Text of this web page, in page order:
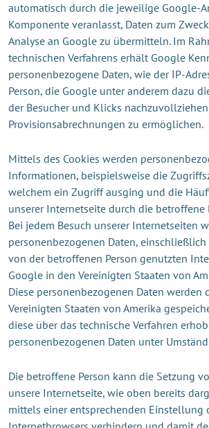
automatisch durch die jeweilige Google-
Komponente veranlasst, Daten zum
Analyse an Google zu übermitteln. Im
technischen Verfahrens erhält Google
personenbezogene Daten, wie der IP-
Person, die Google unter anderem dazu
der Besucher und Klicks
Provisionsabrechnungen zu ermöglichen.
Mittels des Cookies werden
Informationen, beispielsweise die
welchem ein Zugriff ausging und die
unserer Internetseite durch die betroffene
Bei jedem Besuch unserer Internetseiten
personenbezogenen Daten, einschließlich
von der betroffenen Person genutzten
Google in den Vereinigten Staaten von
Diese personenbezogenen Daten werden
Vereinigten Staaten von Amerika
diese über das technische Verfahren
personenbezogenen Daten unter
Die betroffene Person kann die Setzung
unsere Internetseite, wie oben bereits
mittels einer entsprechenden Einstellung